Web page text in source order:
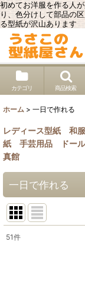
初めてお洋服を作る人
り、色分けして部品の
る型紙が沢山あります
カテゴリ 商品検索
ホーム > 一日で作れる
レディース型紙 和
紙
手芸用品 ドー
真館
一日で作れる
51件